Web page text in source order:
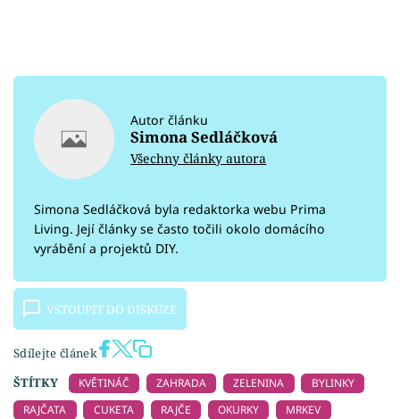
Autor článku
Simona Sedláčková
Všechny články autora
Simona Sedláčková byla redaktorka webu Prima
Living. Její články se často točili okolo domácího
vyrábění a projektů DIY.
VSTOUPIT DO DISKUZE
Sdílejte článek
ŠTÍTKY
KVĚTINÁČ ZAHRADA ZELENINA
BYLINKY
RAJČATA
CUKETA RAJČE OKURKY
MRKEV